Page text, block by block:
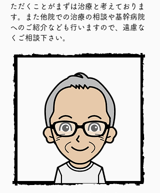
ただくことがまずは治療と考えておりま
す。また他院での治療の相談や基幹病院
へのご紹介なども行いますので、遠慮な
くご相談下さい。